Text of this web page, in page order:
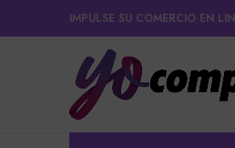
IMPULSE SU COMERCIO EN